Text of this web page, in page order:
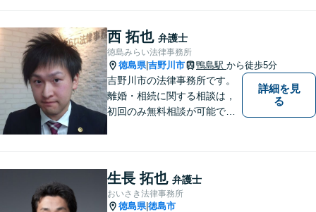
西 拓也 弁護士
徳島みらい法律事務所
徳島県|吉野川市 鴨島駅 から徒歩5分
吉野川市の法律事務所です。
離婚・相続に関する相談は，
初回のみ無料相談が可能です
詳細を見
る
生長 拓也 弁護士
おいさき法律事務所
徳島県|徳島市